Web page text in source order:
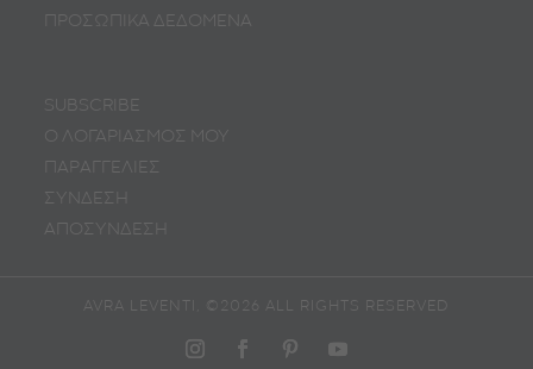
ΠΡΟΣΩΠΙΚA ΔΕΔΟΜΕΝA
SUBSCRIBE
Ο ΛΟΓΑΡΙΑΣΜΟΣ ΜΟΥ
ΠΑΡΑΓΓΕΛΙΕΣ
ΣΥΝΔΕΣΗ
ΑΠΟΣΥΝΔΕΣΗ
AVRA LEVENTI, ©2026 ALL RIGHTS RESERVED